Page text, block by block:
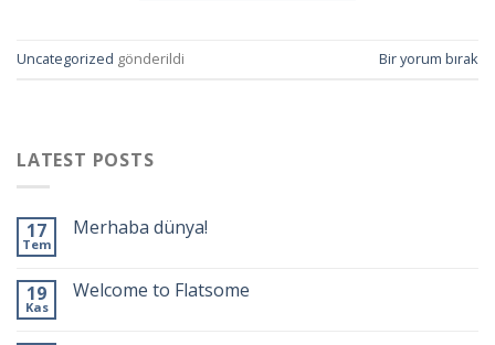
Uncategorized gönderildi Bir yorum bırak
LATEST POSTS
17
Tem
Merhaba dünya!
19
Kas
Welcome to Flatsome